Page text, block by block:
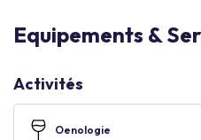
Equipements &
Activités
Oenologie